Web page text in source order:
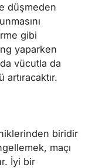
düşmeden
gibi
yaparken
vücutla da
biridir
maçı
İyi bir